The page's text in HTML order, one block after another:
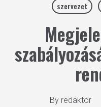
szervezet
By redaktor